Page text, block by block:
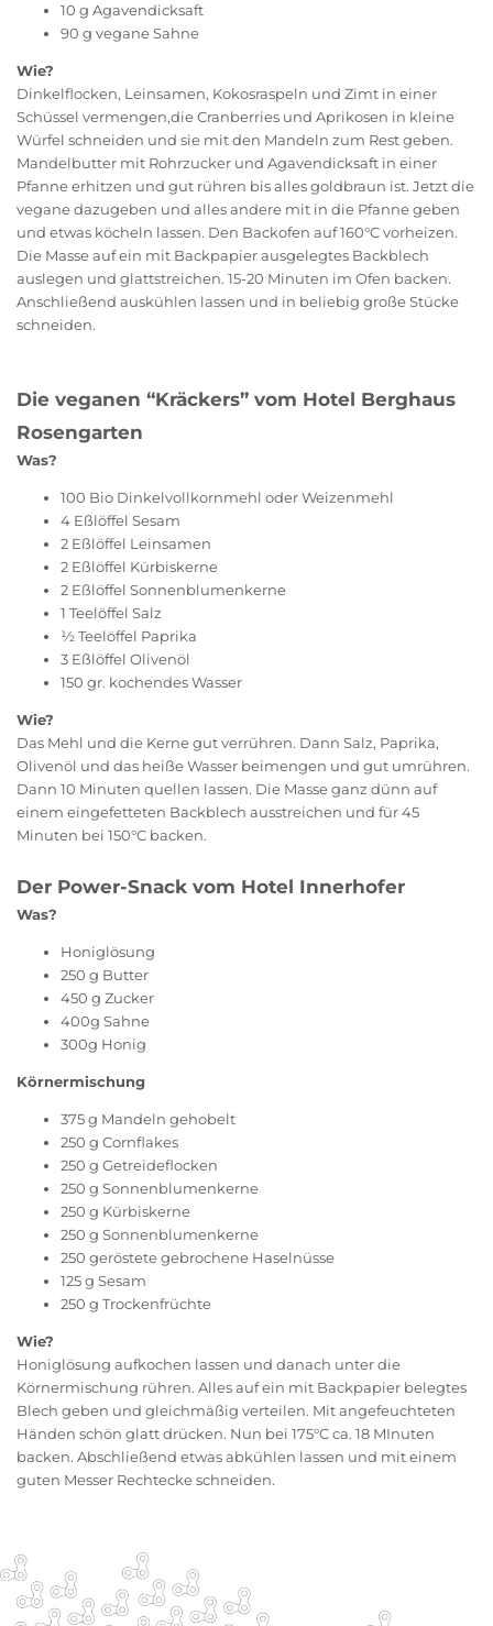
10 g Agavendicksaft
90 g vegane Sahne
Wie?
Dinkelflocken, Leinsamen, Kokosraspeln und Zimt in einer
Schüssel vermengen,die Cranberries und Aprikosen in kleine
Würfel schneiden und sie mit den Mandeln zum Rest geben.
Mandelbutter mit Rohrzucker und Agavendicksaft in einer
Pfanne erhitzen und gut rühren bis alles goldbraun ist. Jetzt die
vegane dazugeben und alles andere mit in die Pfanne geben
und etwas köcheln lassen. Den Backofen auf 160°C vorheizen.
Die Masse auf ein mit Backpapier ausgelegtes Backblech
auslegen und glattstreichen. 15-20 Minuten im Ofen backen.
Anschließend auskühlen lassen und in beliebig große Stücke
schneiden.
Die veganen “Kräckers” vom Hotel Berghaus
Rosengarten
Was?
100 Bio Dinkelvollkornmehl oder Weizenmehl
4 Eßlöffel Sesam
2 Eßlöffel Leinsamen
2 Eßlöffel Kürbiskerne
2 Eßlöffel Sonnenblumenkerne
1 Teelöffel Salz
½ Teelöffel Paprika
3 Eßlöffel Olivenöl
150 gr. kochendes Wasser
Wie?
Das Mehl und die Kerne gut verrühren. Dann Salz, Paprika,
Olivenöl und das heiße Wasser beimengen und gut umrühren.
Dann 10 Minuten quellen lassen. Die Masse ganz dünn auf
einem eingefetteten Backblech ausstreichen und für 45
Minuten bei 150°C backen.
Der Power-Snack vom Hotel Innerhofer
Was?
Honiglösung
250 g Butter
450 g Zucker
400g Sahne
300g Honig
Körnermischung
375 g Mandeln gehobelt
250 g Cornflakes
250 g Getreideflocken
250 g Sonnenblumenkerne
250 g Kürbiskerne
250 g Sonnenblumenkerne
250 geröstete gebrochene Haselnüsse
125 g Sesam
250 g Trockenfrüchte
Wie?
Honiglösung aufkochen lassen und danach unter die
Körnermischung rühren. Alles auf ein mit Backpapier belegtes
Blech geben und gleichmäßig verteilen. Mit angefeuchteten
Händen schön glatt drücken. Nun bei 175°C ca. 18 MInuten
backen. Abschließend etwas abkühlen lassen und mit einem
guten Messer Rechtecke schneiden.